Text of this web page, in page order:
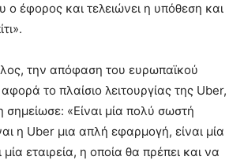
ο έφορος και τελειώνει η υπόθεση και
την απόφαση του ευρωπαϊκού
το πλαίσιο λειτουργίας της Uber,
«Είναι μία πολύ σωστή
η Uber μια απλή εφαρμογή, είναι μία
μία εταιρεία, η οποία θα πρέπει και να